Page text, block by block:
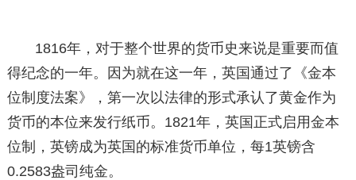
1816年，对于整个世界的货币史来说是重要而值
得纪念的一年。因为就在这一年，英国通过了《金本
位制度法案》，第一次以法律的形式承认了黄金作为
货币的本位来发行纸币。1821年，英国正式启用金本
位制，英镑成为英国的标准货币单位，每1英镑含
0.2583盎司纯金。